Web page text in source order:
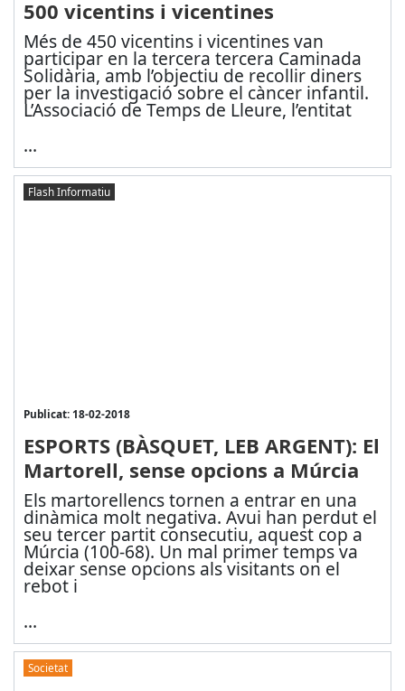
500 vicentins i vicentines
Més de 450 vicentins i vicentines van
participar en la tercera tercera Caminada
Solidària, amb l’objectiu de recollir diners
per la investigació sobre el càncer infantil.
L’Associació de Temps de Lleure, l’entitat
...
Flash Informatiu
Publicat: 18-02-2018
ESPORTS (BÀSQUET, LEB ARGENT): El
Martorell, sense opcions a Múrcia
Els martorellencs tornen a entrar en una
dinàmica molt negativa. Avui han perdut el
seu tercer partit consecutiu, aquest cop a
Múrcia (100-68). Un mal primer temps va
deixar sense opcions als visitants on el
rebot i
...
Societat